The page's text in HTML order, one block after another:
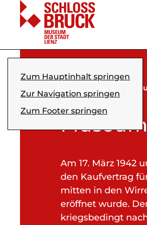
Zum Hauptinhalt springen
Zur Navigation springen
Zum Footer springen
Museum
Am 17. März 1942
den Kaufvertrag
mitten in den
eröffnet wurde.
kriegsbedingt